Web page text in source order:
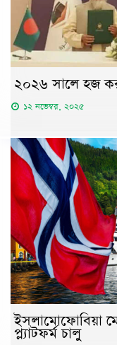
২০২৬ সালে হজ
১২ নভেম্বর, ২০২৫
ইসলামোফোবিয়া
প্ল্যাটফর্ম চালু